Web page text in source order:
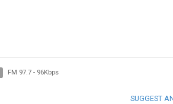
FM 97.7- 96Kbps
SUGGEST